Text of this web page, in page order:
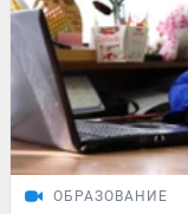
ОБРАЗОВАНИЕ